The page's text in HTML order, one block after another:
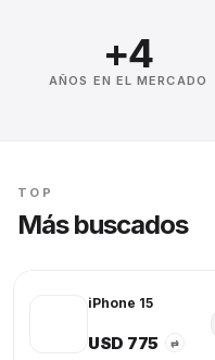
+4
AÑOS EN EL MERCADO
TOP
Más buscados
iPhone 15
USD 775 ⇄